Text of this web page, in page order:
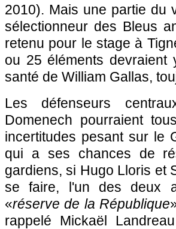
2010). Mais une partie du
sélectionneur des Bleus
retenu pour le stage à
ou 25 éléments devraient
santé de William Gallas,
Les défenseurs
Domenech pourraient
incertitudes pesant sur le
qui a ses chances de
gardiens, si Hugo Lloris et
se faire, l'un des deux
«réserve de la République
rappelé Mickaël